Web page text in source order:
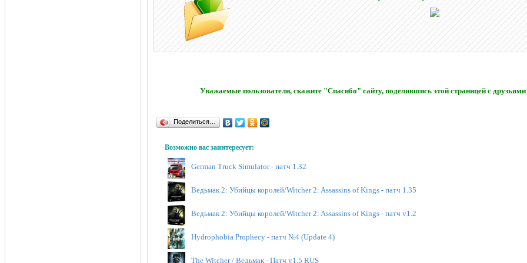
Уважаемые пользователи, скажите "Спасибо" сайту, поделившись этой страницей с друзьями
Поделиться…
Возможно вас заинтересует:
German Truck Simulator - патч 1.32
Ведьмак 2: Убийцы королей/Witcher 2: Assassins of Kings - патч 1.35
Ведьмак 2: Убийцы королей/Witcher 2: Assassins of Kings - патч v1.2
Hydrophobia Prophecy - патч №4 (Update 4)
The Witcher / Ведьмак - Патч v1.5 RUS